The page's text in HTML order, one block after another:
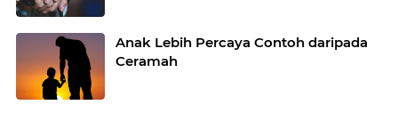
Anak Lebih Percaya Contoh daripada
Ceramah